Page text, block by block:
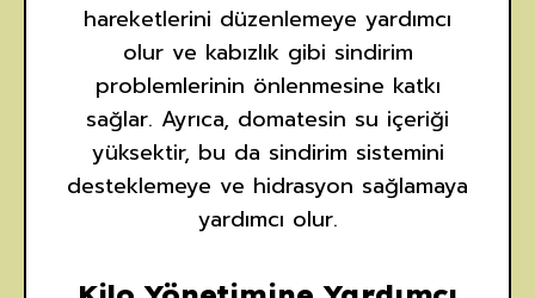
hareketlerini düzenlemeye yardımcı
olur ve kabızlık gibi sindirim
problemlerinin önlenmesine katkı
sağlar. Ayrıca, domatesin su içeriği
yüksektir, bu da sindirim sistemini
desteklemeye ve hidrasyon sağlamaya
yardımcı olur.